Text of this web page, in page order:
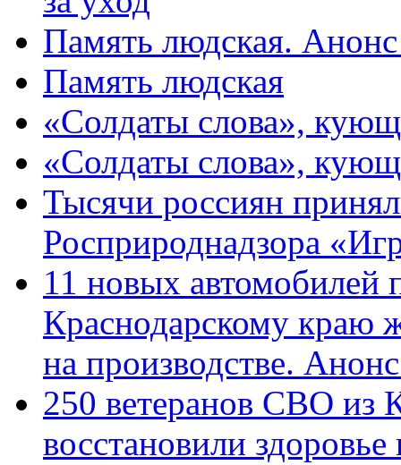
Память людская.
Память людская
«Солдаты слова»,
«Солдаты слова»,
Тысячи россиян
Росприроднадзора
11 новых автомобилей
Краснодарскому краю
на производстве.
250 ветеранов СВО из
восстановили